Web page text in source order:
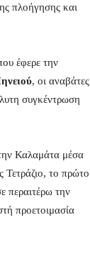
πλοήγησης και
έφερε την
, οι αναβάτες
συγκέντρωση
Καλαμάτα μέσα
Τετράζιο, το πρώτο
περαιτέρω την
προετοιμασία